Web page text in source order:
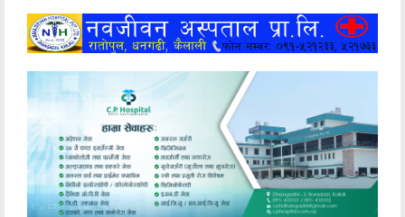
खेलकुद
मनोरञ्जन
अन्य